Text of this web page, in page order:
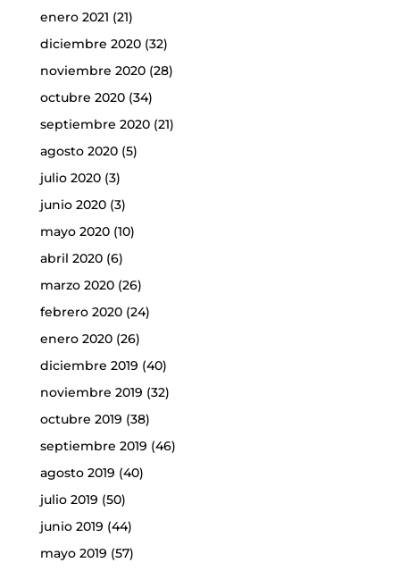
enero 2021 (21)
diciembre 2020(32)
noviembre 2020(28)
octubre 2020(34)
septiembre 2020(21)
agosto 2020(5)
julio 2020(3)
junio 2020(3)
mayo 2020(10)
abril 2020(6)
marzo 2020(26)
febrero 2020(24)
enero 2020(26)
diciembre 2019 (40)
noviembre 2019 (32)
octubre 2019 (38)
septiembre 2019 (46)
agosto 2019 (40)
julio 2019 (50)
junio 2019 (44)
mayo 2019 (57)